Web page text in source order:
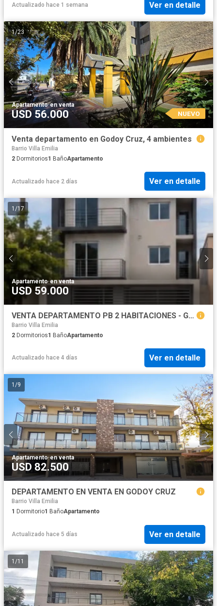
Actualizado hace 1 semana Ver en detalle
1/23
Apartamento·en venta
USD 56.000 NUEVO
Venta departamento en Godoy Cruz, 4 ambientes
Barrio Villa Emilia
2 Dormitorios1 BañoApartamento
Actualizado hace 2 días Ver en detalle
1 /17
Apartamento·en venta
USD 59.000
VENTA DEPARTAMENTO PB 2 HABITACIONES - GODOY CRUZ
Barrio Villa Emilia
2 Dormitorios1 BañoApartamento
Actualizado hace 4 días Ver en detalle
1 /9
Apartamento·en venta
USD 82.500
DEPARTAMENTO EN VENTA EN GODOY CRUZ
Barrio Villa Emilia
1 Dormitorio1 BañoApartamento
Actualizado hace 5 días Ver en detalle
1 /11